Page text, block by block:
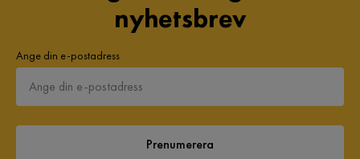
nyhetsbrev
Ange din e-postadress
Prenumerera